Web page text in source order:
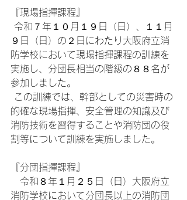
『現場指揮課程』
９日（日）の２日にわたり大阪府立消
防学校において現場指揮課程の訓練を
実施し、分団長相当の階級の８８名が
参加しました。
的確な現場指揮、安全管理の知識及び
消防技術を習得することや消防団の役
割等について訓練を実施しました。
『分団指揮課程』
令和８年１月２５日（日）大阪府立
消防学校において分団長以上の消防団